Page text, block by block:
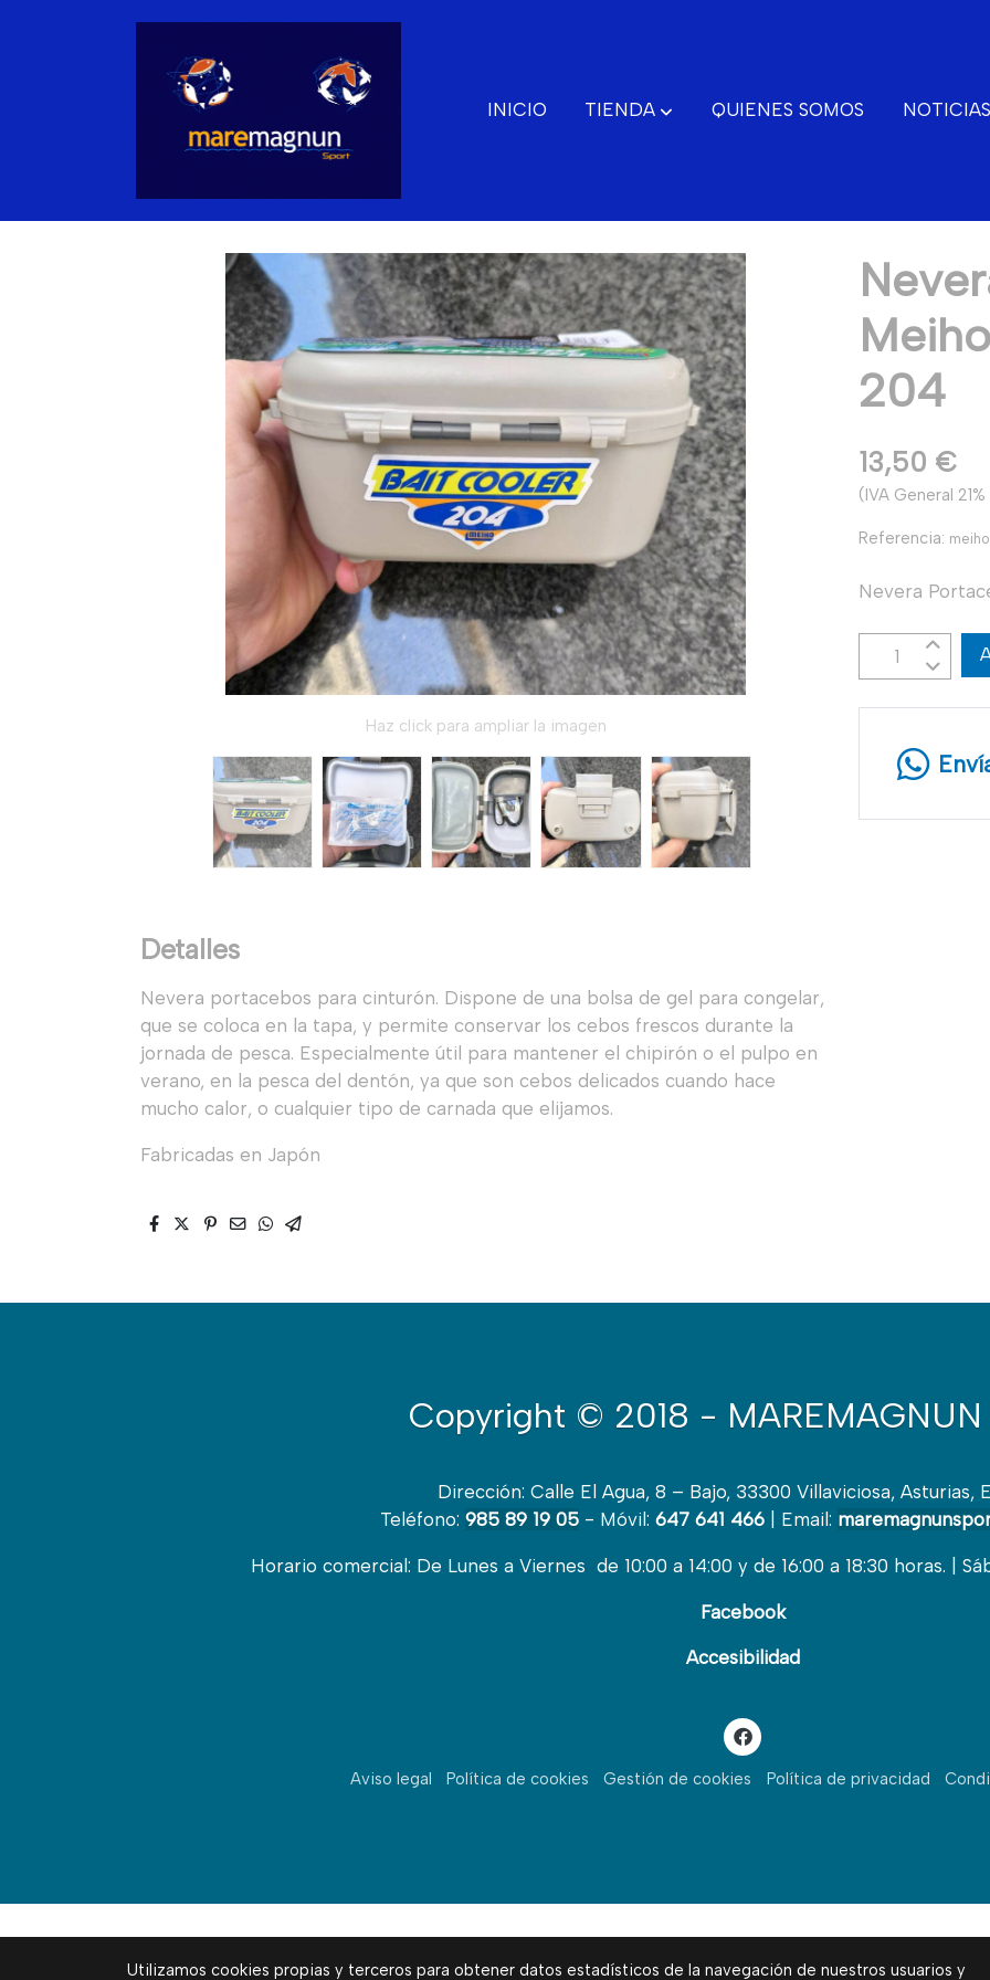
INICIO TIENDA QUIENES SOMOS NOTICIAS
Haz click para ampliar la imagen
Detalles
Nevera portacebos para cinturón. Dispone de una bolsa de gel para congelar,
que se coloca en la tapa, y permite conservar los cebos frescos durante la
jornada de pesca. Especialmente útil para mantener el chipirón o el pulpo en
verano, en la pesca del dentón, ya que son cebos delicados cuando hace
mucho calor, o cualquier tipo de carnada que elijamos.
Fabricadas en Japón
204
13,50 €
(IVA General
Referencia:
Nevera
Copyright © 2018 - MAREMAGNUN
Dirección: Calle El Agua, 8 – Bajo, 33300 Villaviciosa, Asturias,
Teléfono: 985 89 19 05 - Móvil: 647 641 466 | Email:
Horario comercial: De Lunes a Viernes de 10:00 a 14:00 y de 16:00 a 18:30 horas. |
Facebook
Accesibilidad
Aviso legal Política de cookies Gestión de cookies Política de privacidad
Utilizamos cookies propias y terceros para obtener datos estadísticos de la navegación de nuestros usuarios y